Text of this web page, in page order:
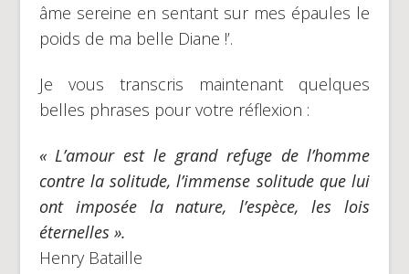
âme sereine en sentant sur mes épaules le
poids de ma belle Diane !’.
Je vous transcris maintenant quelques
belles phrases pour votre réflexion :
« L’amour est le grand refuge de l’homme
contre la solitude, l’immense solitude que lui
ont imposée la nature, l’espèce, les lois
éternelles ».
Henry Bataille